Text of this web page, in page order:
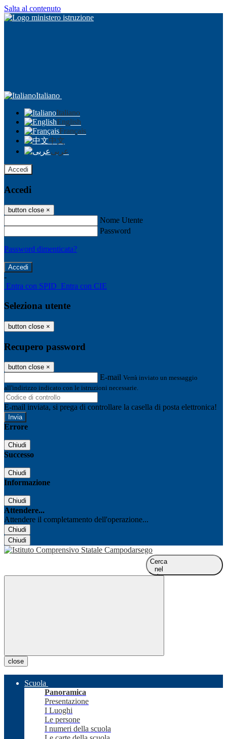
Salta al contenuto
Italiano
Italiano
English
Français
中文
عربى
Accedi
Accedi
button close ×
Nome Utente
Password
Password dimenticata?
-
Entra con SPID Entra con CIE
Seleziona utente
button close ×
Recupero password
button close ×
E-mail Verrà inviato un messaggio
all'indirizzo indicato con le istruzioni necessarie.
E-mail inviata, si prega di controllare la casella di posta elettronica!
Errore
Chiudi
Successo
Chiudi
Informazione
Chiudi
Attendere...
Attendere il completamento dell'operazione...
Chiudi
Chiudi
Cerca
nel
sito
close
Scuola
Panoramica
Presentazione
I Luoghi
Le persone
I numeri della scuola